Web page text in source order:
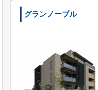
グランノーブル